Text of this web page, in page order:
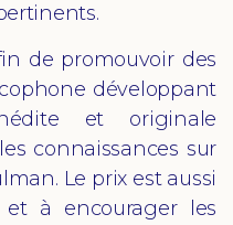
de promouvoir des
développant
et originale
connaissances sur
Le prix est aussi
à encourager les